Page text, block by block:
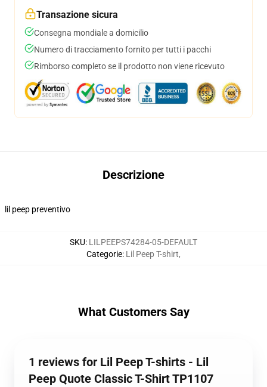
Transazione sicura
Consegna mondiale a domicilio
Numero di tracciamento fornito per tutti i pacchi
Rimborso completo se il prodotto non viene ricevuto
Descrizione
lil peep preventivo
SKU: LILPEEPS74284-05-DEFAULT
Categorie: Lil Peep T-shirt,
What Customers Say
1 reviews for Lil Peep T-shirts - Lil
Peep Quote Classic T-Shirt TP1107